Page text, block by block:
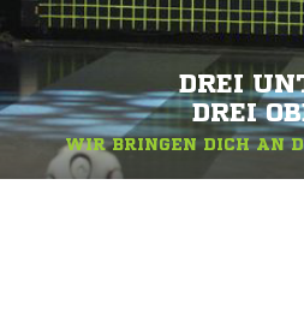
DREI
DREI
WIR BRINGEN DICH AN